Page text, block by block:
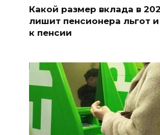
Какой размер вклада в
лишит пенсионера льгот
к пенсии